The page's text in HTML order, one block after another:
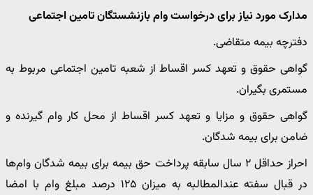
مدارک مورد نیاز برای درخواست وام بازنشستگان تامین اجتماعی
دفترچه بیمه متقاضی.
گواهی حقوق و تعهد کسر اقساط از شعبه تامین اجتماعی مربوط به
مستمری بگیران.
گواهی حقوق و مزایا و تعهد کسر اقساط از محل کار وام گیرنده و
ضامن برای بیمه شدگان.
احراز حداقل ۲ سال سابقه پرداخت حق بیمه برای بیمه شدگان وام‌ها
در قبال سفته عندالمطالبه به میزان ۱۲۵ درصد مبلغ وام با امضا